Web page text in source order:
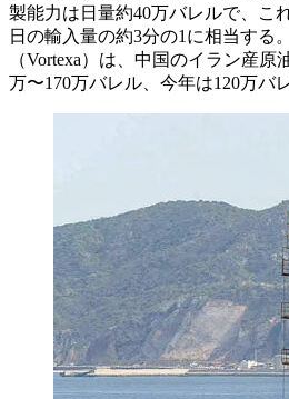
製能力は日量約40万バレルで、こ
日の輸入量の約3分の1に相当する
（Vortexa）は、中国のイラン産
万〜170万バレル、今年は120万バ